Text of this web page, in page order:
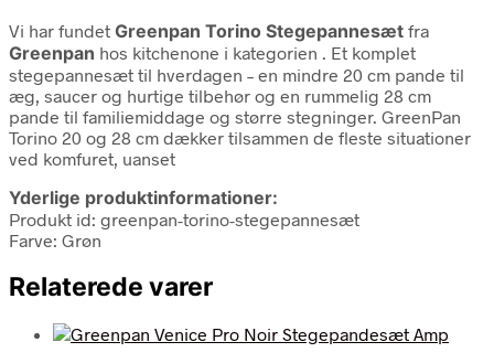
Vi har fundet Greenpan Torino Stegepannesæt fra
Greenpan hos kitchenone i kategorien . Et komplet
stegepannesæt til hverdagen – en mindre 20 cm pande til
æg, saucer og hurtige tilbehør og en rummelig 28 cm
pande til familiemiddage og større stegninger. GreenPan
Torino 20 og 28 cm dækker tilsammen de fleste situationer
ved komfuret, uanset
Yderlige produktinformationer:
Produkt id: greenpan-torino-stegepannesæt
Farve: Grøn
Relaterede varer